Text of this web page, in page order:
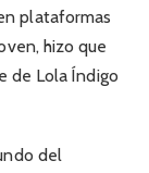
plataformas
hizo que
de Lola Índigo
del